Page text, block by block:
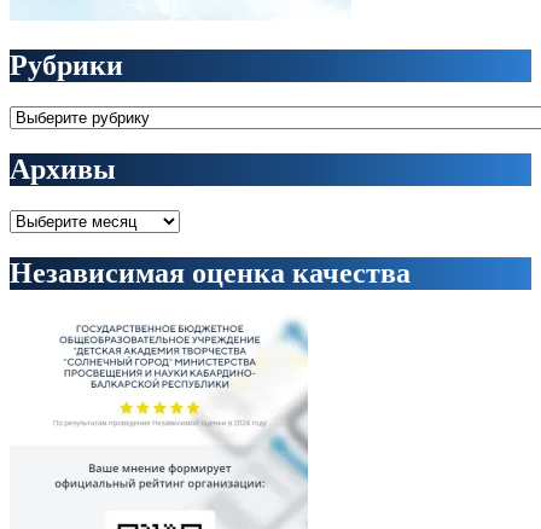
Рубрики
Рубрики
Архивы
Архивы
Независимая оценка качества